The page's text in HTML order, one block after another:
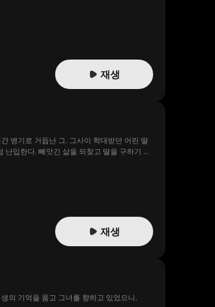
재생
병기로 거듭난 그. 그사이 학대받던 어린 딸
입한다. 빼앗긴 삶을 되찾고 딸을 구하기 위
재생
의 기억을 품고 그녀를 향하고 있었으니.